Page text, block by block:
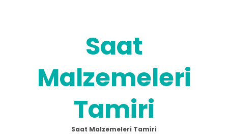
Saat
Malzemeleri
Tamiri
Saat Malzemeleri Tamiri